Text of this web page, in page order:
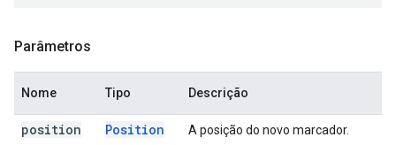
Parâmetros
Nome Tipo Descrição
position Position A posição do novo marcador.